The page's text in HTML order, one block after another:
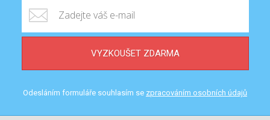
VYZKOUŠET ZDARMA
Odesláním formuláře souhlasím se zpracováním osobních údajů